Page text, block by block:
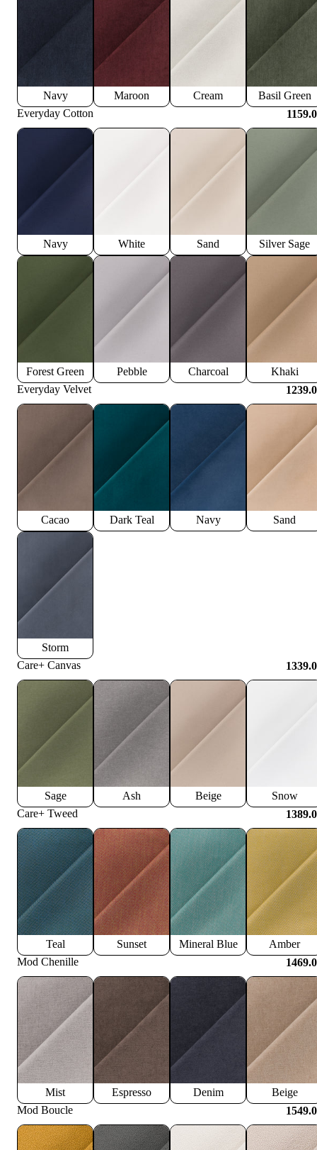
Navy Maroon Cream
Basil Green
Everyday Cotton
Navy White Sand Silver Sage
Forest Green Pebble Charcoal
Khaki
Everyday Velvet
Cacao Dark Teal Navy Sand
Storm
Care+ Canvas
Sage Ash Beige
Snow
Care+ Tweed
Teal Sunset Mineral Blue
Amber
Mod Chenille
Mist Espresso Denim
Beige
Mod Boucle